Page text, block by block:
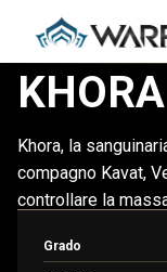
KHORA
Khora, la
compagno Kavat,
controllare la
Grado